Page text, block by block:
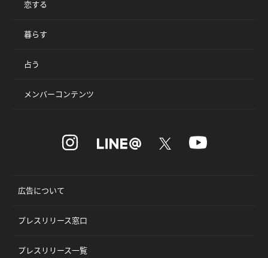
恋する
暮らす
占う
メンバーコンテンツ
広告について
プレスリリース窓口
プレスリリース一覧